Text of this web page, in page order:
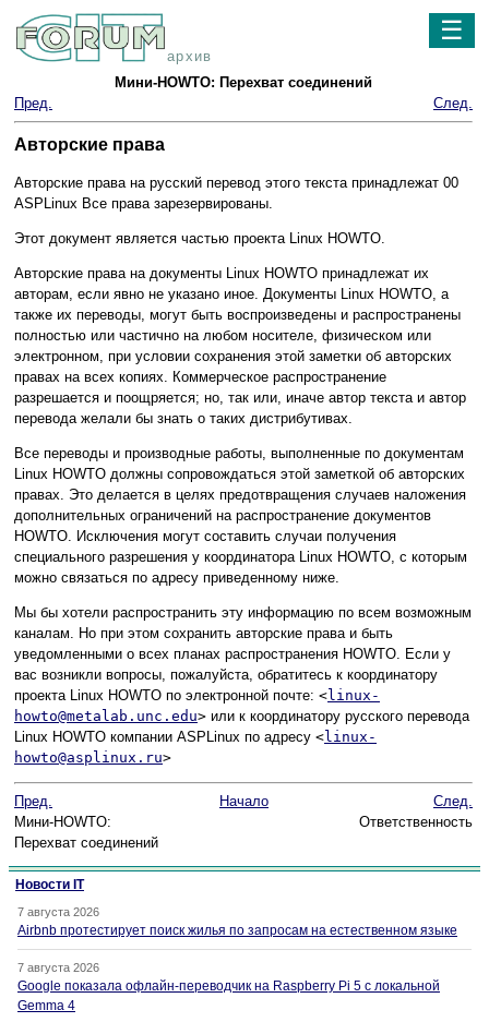
архив
☰
Мини-HOWTO: Перехват соединений
Пред.
След.
Авторские права
Авторские права на русский перевод этого текста принадлежат 00
ASPLinux Все права зарезервированы.
Этот документ является частью проекта Linux HOWTO.
Авторские права на документы Linux HOWTO принадлежат их
авторам, если явно не указано иное. Документы Linux HOWTO, а
также их переводы, могут быть воспроизведены и распространены
полностью или частично на любом носителе, физическом или
электронном, при условии сохранения этой заметки об авторских
правах на всех копиях. Коммерческое распространение
разрешается и поощряется; но, так или, иначе автор текста и автор
перевода желали бы знать о таких дистрибутивах.
Все переводы и производные работы, выполненные по документам
Linux HOWTO должны сопровождаться этой заметкой об авторских
правах. Это делается в целях предотвращения случаев наложения
дополнительных ограничений на распространение документов
HOWTO. Исключения могут составить случаи получения
специального разрешения у координатора Linux HOWTO, с которым
можно связаться по адресу приведенному ниже.
Мы бы хотели распространить эту информацию по всем возможным
каналам. Но при этом сохранить авторские права и быть
уведомленными о всех планах распространения HOWTO. Если у
вас возникли вопросы, пожалуйста, обратитесь к координатору
проекта Linux HOWTO по электронной почте: <linux-
howto@metalab.unc.edu> или к координатору русского перевода
Linux HOWTO компании ASPLinux по адресу <linux-
howto@asplinux.ru>
Пред. Начало
След.
Мини-HOWTO:
Перехват соединений
Ответственность
Новости IT
7 августа 2026
Airbnb протестирует поиск жилья по запросам на естественном языке
7 августа 2026
Google показала офлайн-переводчик на Raspberry Pi 5 с локальной
Gemma 4